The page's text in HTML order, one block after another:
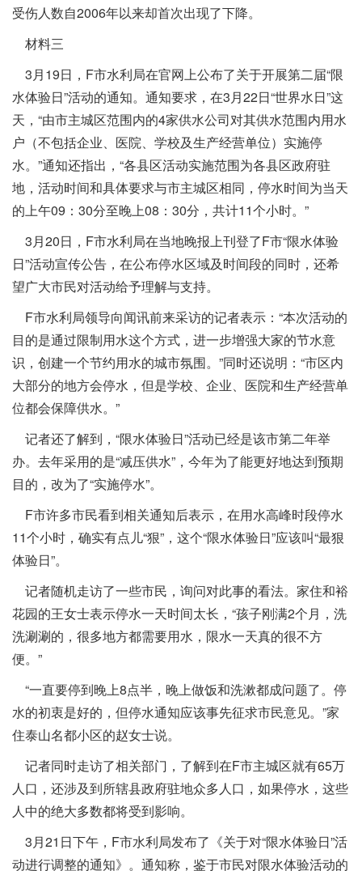
受伤人数自2006年以来却首次出现了下降。
材料三
3月19日，F市水利局在官网上公布了关于开展第二届“限
水体验日”活动的通知。通知要求，在3月22日“世界水日”这
天，“由市主城区范围内的4家供水公司对其供水范围内用水
户（不包括企业、医院、学校及生产经营单位）实施停
水。”通知还指出，“各县区活动实施范围为各县区政府驻
地，活动时间和具体要求与市主城区相同，停水时间为当天
的上午09：30分至晚上08：30分，共计11个小时。”
3月20日，F市水利局在当地晚报上刊登了F市“限水体验
日”活动宣传公告，在公布停水区域及时间段的同时，还希
望广大市民对活动给予理解与支持。
F市水利局领导向闻讯前来采访的记者表示：“本次活动的
目的是通过限制用水这个方式，进一步增强大家的节水意
识，创建一个节约用水的城市氛围。”同时还说明：“市区内
大部分的地方会停水，但是学校、企业、医院和生产经营单
位都会保障供水。”
记者还了解到，“限水体验日”活动已经是该市第二年举
办。去年采用的是“减压供水”，今年为了能更好地达到预期
目的，改为了“实施停水”。
F市许多市民看到相关通知后表示，在用水高峰时段停水
11个小时，确实有点儿“狠”，这个“限水体验日”应该叫“最狠
体验日”。
记者随机走访了一些市民，询问对此事的看法。家住和裕
花园的王女士表示停水一天时间太长，“孩子刚满2个月，洗
洗涮涮的，很多地方都需要用水，限水一天真的很不方
便。”
“一直要停到晚上8点半，晚上做饭和洗漱都成问题了。停
水的初衷是好的，但停水通知应该事先征求市民意见。”家
住泰山名都小区的赵女士说。
记者同时走访了相关部门，了解到在F市主城区就有65万
人口，还涉及到所辖县政府驻地众多人口，如果停水，这些
人中的绝大多数都将受到影响。
3月21日下午，F市水利局发布了《关于对“限水体验日”活
动进行调整的通知》。通知称，鉴于市民对限水体验活动的